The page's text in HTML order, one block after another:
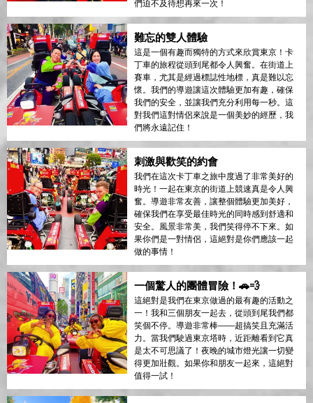
們迫不及待想再來一次！
難忘的雙人體驗
這是一個有趣而獨特的方式來欣賞東京！卡
丁車的旅程從頭到尾都令人興奮。在街道上
賽車，尤其是經過標誌性地標，真是難以忘
懷。我們的導遊讓這次體驗更加有趣，確保
我們的安全，並讓我們充分利用每一秒。這
對我們這對情侶來說是一個美妙的經歷，我
們將永遠記住！
刺激與歡笑的約會
我們在這次卡丁車之旅中度過了非常美好的
時光！一起在東京的街道上競速真是令人興
奮。導遊非常友善，讓整個體驗更加美好，
確保我們在享受最佳時光的同時感到舒適和
安全。風景非常美，我們笑得停不下來。如
果你們是一對情侶，這絕對是你們應該一起
做的事情！
一個驚人的團體冒險！🚗💨
這絕對是我們在東京做過的最有趣的活動之
一！我和三個朋友一起去，從頭到尾我們都
笑個不停。導遊非常棒——超搞笑且充滿活
力。當我們駛過東京塔時，近距離看到它真
是太不可思議了！夜晚的城市燈光讓一切變
得更加壯觀。如果你和朋友一起來，這絕對
值得一試！